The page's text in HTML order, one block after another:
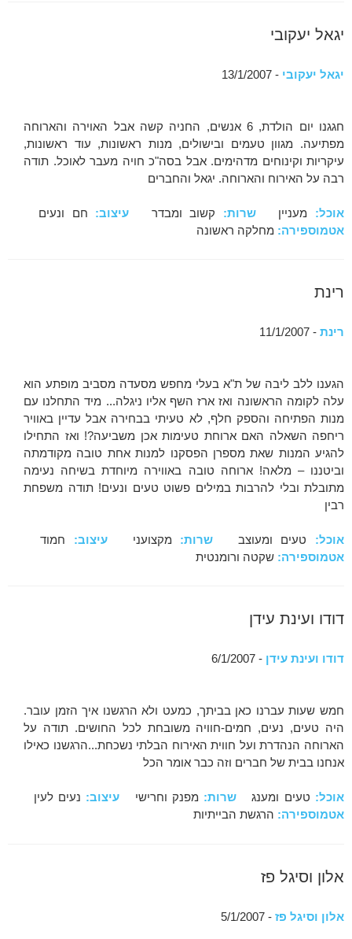
יגאל יעקובי
יגאל יעקובי - 13/1/2007
חגגנו יום הולדת, 6 אנשים, החניה קשה אבל האוירה והארוחה
מפתיעה. מגוון טעמים ובישולים, מנות ראשונות, עוד ראשונות,
עיקריות וקינוחים מדהימים. אבל בסה"כ חויה מעבר לאוכל. תודה
רבה על האירוח והארוחה. יגאל והחברים
אוכל: מענייןשרות: קשוב ומבדר עיצוב: חם ונעים
אטמוספירה: מחלקה ראשונה
רינת
רינת - 11/1/2007
הגענו ללב ליבה של ת"א בעלי מחפש מסעדה מסביב מופתע הוא
עלה לקומה הראשונה ואז ארז השף אליו ניגלה... מיד התחלנו עם
מנות הפתיחה והספק חלף, לא טעיתי בבחירה אבל עדיין באוויר
ריחפה השאלה האם ארוחת טעימות אכן משביעה?! ואז התחילו
להגיע המנות שאת מספרן הפסקנו למנות אחת טובה מקודמתה
וביטננו – מלאה! ארוחה טובה באווירה מיוחדת בשיחה נעימה
מתובלת ובלי להרבות במילים פשוט טעים ונעים! תודה משפחת
רבין
אוכל: טעים ומעוצב שרות: מקצועניעיצוב: חמוד
אטמוספירה: שקטה ורומנטית
דודו ועינת עידן
דודו ועינת עידן - 6/1/2007
חמש שעות עברנו כאן בביתך, כמעט ולא הרגשנו איך הזמן עובר.
היה טעים, נעים, חמים-חוויה משובחת לכל החושים. תודה על
הארוחה הנהדרת ועל חווית האירוח הבלתי נשכחת...הרגשנו כאילו
אנחנו בבית של חברים וזה כבר אומר הכל
אוכל: טעים ומענג שרות: מפנק וחרישי עיצוב: נעים לעין
אטמוספירה: הרגשת הבייתיות
אלון וסיגל פז
אלון וסיגל פז - 5/1/2007